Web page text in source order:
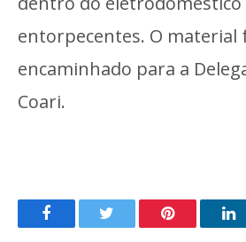
entorpecentes. O material
encaminhado para a
Coari.
o
Pinterest